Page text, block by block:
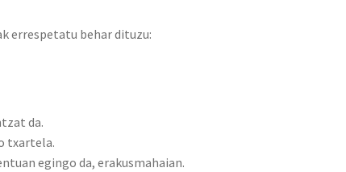
errespetatu behar dituzu:
da.
txartela.
egingo da, erakusmahaian.